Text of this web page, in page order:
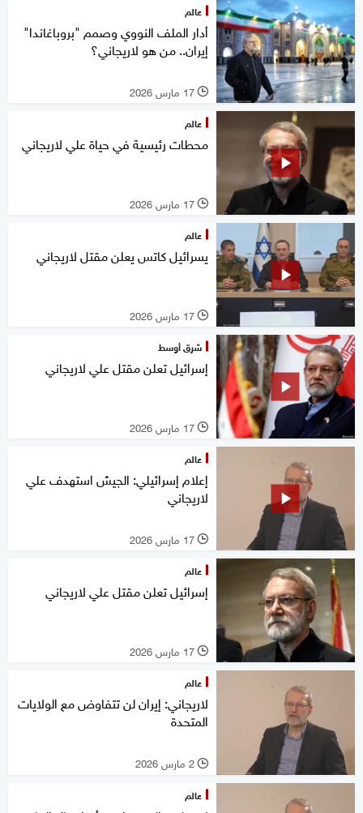
عالم
أدار الملف النووي وصمم "بروباغاندا"
إيران.. من هو لاريجاني؟
l 17 مارس 2026
عالم
محطات رئيسية في حياة علي لاريجاني
l 17 مارس 2026
عالم
يسرائيل كاتس يعلن مقتل لاريجاني
l 17 مارس 2026
شرق أوسط
إسرائيل تعلن مقتل علي لاريجاني
l 17 مارس 2026
عالم
إعلام إسرائيلي: الجيش استهدف علي
لاريجاني
l 17 مارس 2026
عالم
إسرائيل تعلن مقتل علي لاريجاني
l 17 مارس 2026
عالم
لاريجاني: إيران لن تتفاوض مع الولايات
المتحدة
l 2 مارس 2026
عالم